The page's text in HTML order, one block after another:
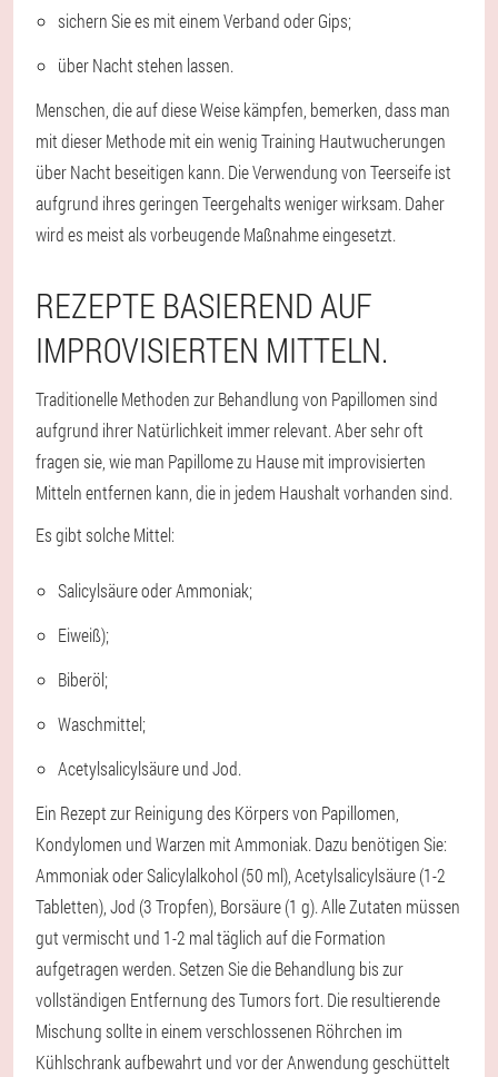
sichern Sie es mit einem Verband oder Gips;
über Nacht stehen lassen.
Menschen, die auf diese Weise kämpfen, bemerken, dass man
mit dieser Methode mit ein wenig Training Hautwucherungen
über Nacht beseitigen kann. Die Verwendung von Teerseife ist
aufgrund ihres geringen Teergehalts weniger wirksam. Daher
wird es meist als vorbeugende Maßnahme eingesetzt.
REZEPTE BASIEREND AUF
IMPROVISIERTEN MITTELN.
Traditionelle Methoden zur Behandlung von Papillomen sind
aufgrund ihrer Natürlichkeit immer relevant. Aber sehr oft
fragen sie, wie man Papillome zu Hause mit improvisierten
Mitteln entfernen kann, die in jedem Haushalt vorhanden sind.
Es gibt solche Mittel:
Salicylsäure oder Ammoniak;
Eiweiß);
Biberöl;
Waschmittel;
Acetylsalicylsäure und Jod.
Ein Rezept zur Reinigung des Körpers von Papillomen,
Kondylomen und Warzen mit Ammoniak. Dazu benötigen Sie:
Ammoniak oder Salicylalkohol (50 ml), Acetylsalicylsäure (1-2
Tabletten), Jod (3 Tropfen), Borsäure (1 g). Alle Zutaten müssen
gut vermischt und 1-2 mal täglich auf die Formation
aufgetragen werden. Setzen Sie die Behandlung bis zur
vollständigen Entfernung des Tumors fort. Die resultierende
Mischung sollte in einem verschlossenen Röhrchen im
Kühlschrank aufbewahrt und vor der Anwendung geschüttelt